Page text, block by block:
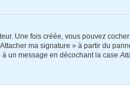
Une fois créée, vous pouvez
ma signature » à partir du
à un message en décochant la case